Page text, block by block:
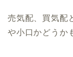
売気配、買気配
や小口かどうか